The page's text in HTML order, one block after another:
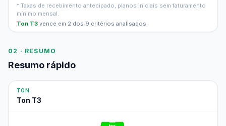
* Taxas de recebimento antecipado, planos iniciais sem faturamento
mínimo mensal.
Ton T3 vence em 2 dos 9 critérios analisados.
02 · RESUMO
Resumo rápido
TON
Ton T3